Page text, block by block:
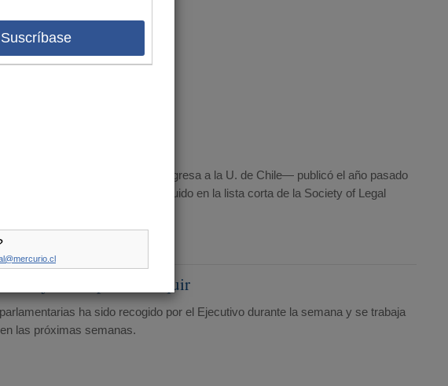
Reino Unido
de Cambridge y en octubre regresa a la U. de Chile— publicó el año pasado
Clausus”, que fue incluido en la lista corta de la Society of Legal
carrera.
a jóvenes para delinquir
ha sido recogido por el Ejecutivo durante la semana y se trabaja
las próximas semanas.
Suscríbase